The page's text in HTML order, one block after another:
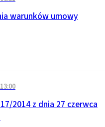
warunków umowy
2014 z dnia 27 czerwca